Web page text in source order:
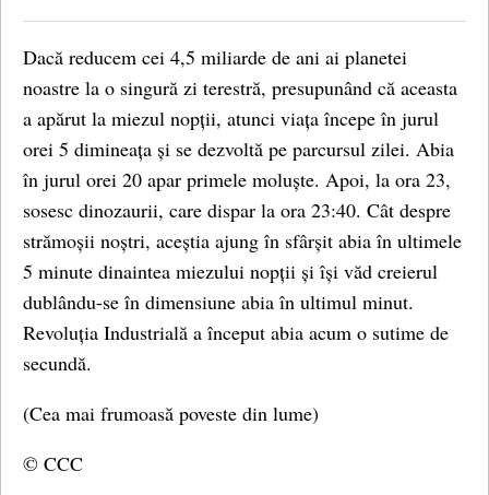
Dacă reducem cei 4,5 miliarde de ani ai planetei
noastre la o singură zi terestră, presupunând că aceasta
a apărut la miezul nopții, atunci viața începe în jurul
orei 5 dimineața și se dezvoltă pe parcursul zilei. Abia
în jurul orei 20 apar primele moluște. Apoi, la ora 23,
sosesc dinozaurii, care dispar la ora 23:40. Cât despre
strămoșii noștri, aceștia ajung în sfârșit abia în ultimele
5 minute dinaintea miezului nopții și își văd creierul
dublându-se în dimensiune abia în ultimul minut.
Revoluția Industrială a început abia acum o sutime de
secundă.
(Cea mai frumoasă poveste din lume)
© CCC